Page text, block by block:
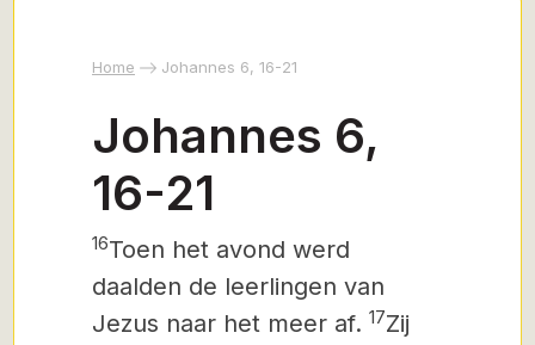
Home Johannes 6, 16-21
Johannes 6,
16-21
16Toen het avond werd
daalden de leerlingen van
Jezus naar het meer af. 17Zij